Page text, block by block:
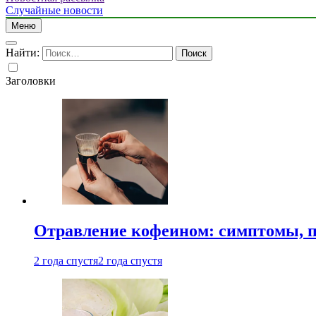
Случайные новости
Меню
Найти:
Заголовки
Отравление кофеином: симптомы,
2 года спустя2 года спустя